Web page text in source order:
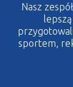
Nasz
sportem,